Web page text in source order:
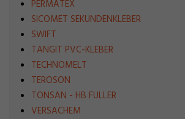
PERMATEX
SICOMET SEKUNDENKLEBER
SWIFT
TANGIT PVC-KLEBER
TECHNOMELT
TEROSON
TONSAN - HB FULLER
VERSACHEM